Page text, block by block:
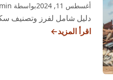
أغسطس 11, 2024 بواسطة admin
دليل شامل لفرز وتصنيف
اقرأ المزيد
دليل